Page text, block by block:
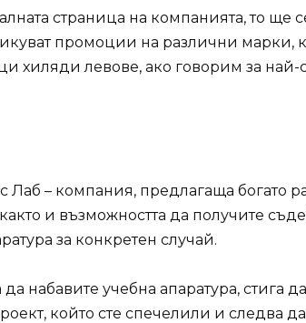
страница на компанията, то ще
промоции на различни марки,
хиляди левове, ако говорим за най-
– компания, предлагаща богато
и възможността да получите
за конкретен случай.
набавите учебна апаратура, стига
който сте спечелили и следва